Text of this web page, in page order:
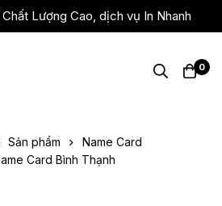
Lượng Cao, dịch vụ In Nhanh
0
Sản phẩm
Name Card
Card Bình Thạnh